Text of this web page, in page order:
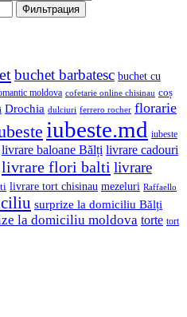
Фильтрация
buchet barbatesc buchet cu
moldova cofetarie online chisinau coș
Drochia dulciuri ferrero rocher florarie
iubeste.md iubeste
livrare baloane Bălți livrare cadouri
livrare flori balti livrare
livrare tort chisinau mezeluri Raffaello
surprize la domiciliu Bălți
la domiciliu moldova torte tort